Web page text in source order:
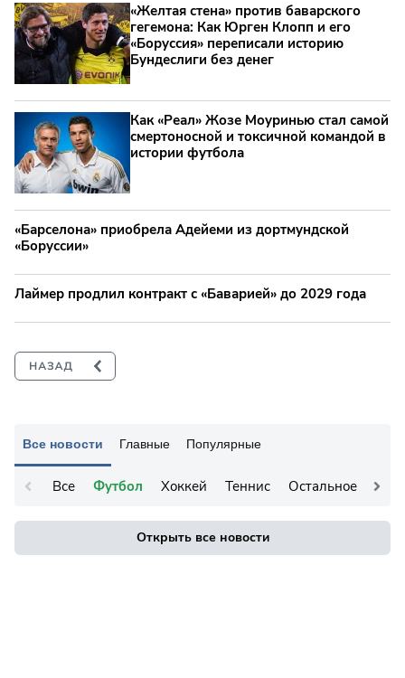
Все новости Главные Популярные
Все Футбол Хоккей Теннис Остальное
Открыть все новости
«Желтая стена» против баварского
гегемона: Как Юрген Клопп и его
«Боруссия» переписали историю
Бундеслиги без денег
Как «Реал» Жозе Моуринью стал самой
смертоносной и токсичной командой в
истории футбола
«Барселона» приобрела Адейеми из дортмундской
«Боруссии»
Лаймер продлил контракт с «Баварией» до 2029 года